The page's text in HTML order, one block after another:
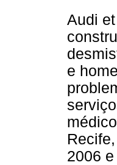
Audi
e
2006